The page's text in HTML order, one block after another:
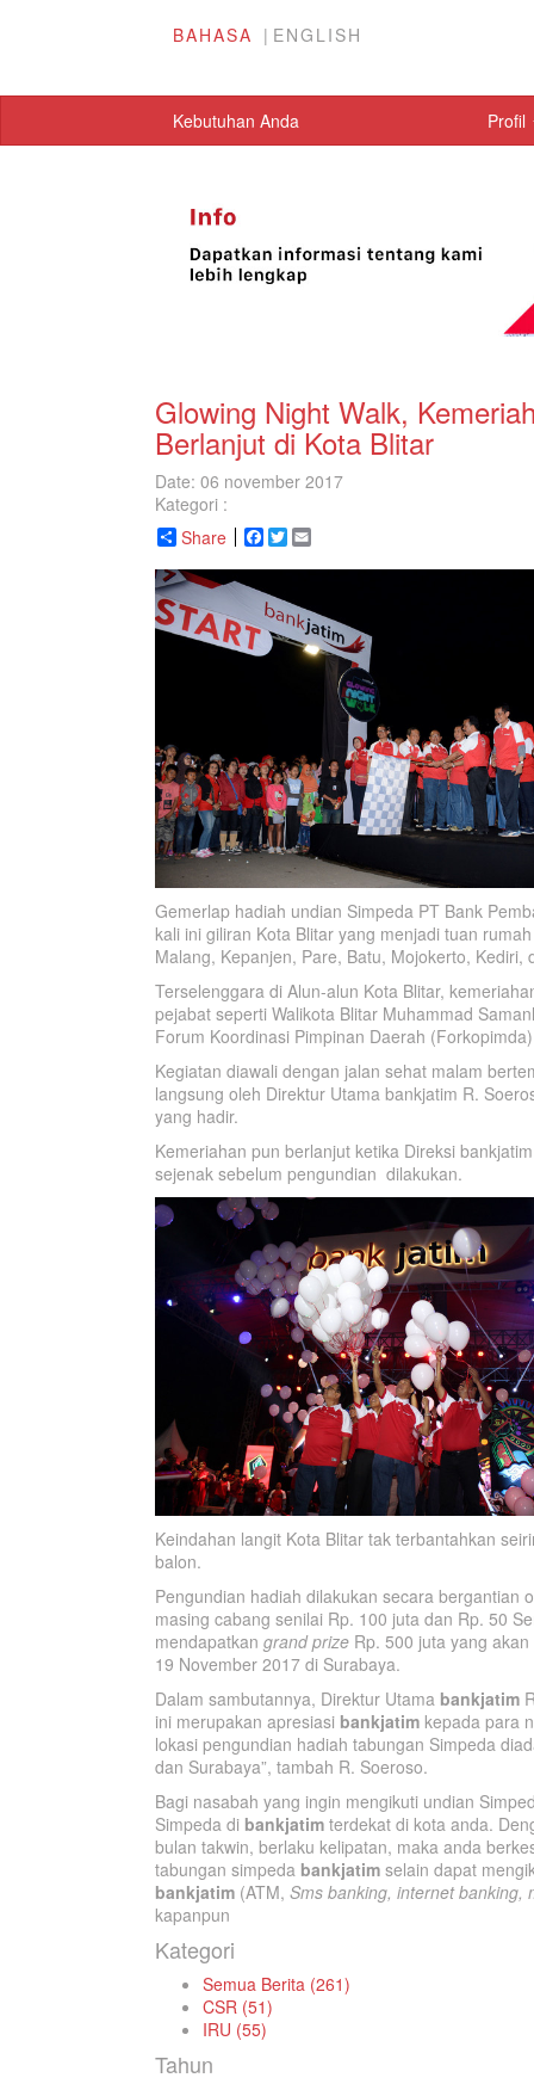
BAHASA ENGLISH
Kebutuhan Anda Profil
Glowing Night Walk,
Berlanjut di Kota Blitar
Date: 06 november 2017
Kategori :
Share
Facebook
Twitter
Gemerlap hadiah undian Simpeda PT Bank
kali ini giliran Kota Blitar yang menjadi tuan
Malang, Kepanjen, Pare, Batu, Mojokerto, Kediri,
Terselenggara di Alun-alun Kota Blitar,
pejabat seperti Walikota Blitar Muhammad
Forum Koordinasi Pimpinan Daerah
Kegiatan diawali dengan jalan sehat malam
langsung oleh Direktur Utama bankjatim R.
yang hadir.
Kemeriahan pun berlanjut ketika Direksi
sejenak sebelum pengundian dilakukan.
Keindahan langit Kota Blitar tak terbantahkan
balon.
Pengundian hadiah dilakukan secara bergantian
masing cabang senilai Rp. 100 juta dan Rp. 50
mendapatkan grand prize Rp. 500 juta yang
19 November 2017 di Surabaya.
Dalam sambutannya, Direktur Utama bankjatim
ini merupakan apresiasi bankjatim kepada para
lokasi pengundian hadiah tabungan Simpeda
dan Surabaya”, tambah R. Soeroso.
Bagi nasabah yang ingin mengikuti undian
Simpeda di bankjatim terdekat di kota anda.
bulan takwin, berlaku kelipatan, maka anda
tabungan simpeda bankjatim selain dapat
bankjatim (ATM, Sms banking, internet banking,
kapanpun
Kategori
Semua Berita (261)
CSR (51)
IRU (55)
Tahun